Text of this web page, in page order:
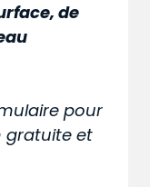
de
pour
gratuite et